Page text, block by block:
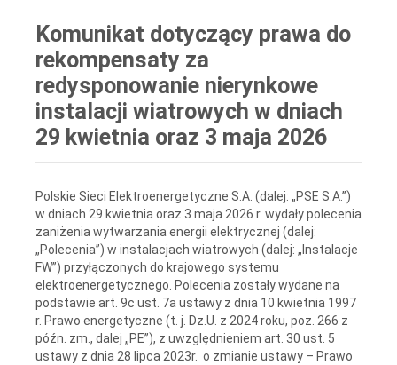
Komunikat dotyczący prawa do
rekompensaty za
redysponowanie nierynkowe
instalacji wiatrowych w dniach
29 kwietnia oraz 3 maja 2026
Polskie Sieci Elektroenergetyczne S.A. (dalej: „PSE S.A.”)
w dniach 29 kwietnia oraz 3 maja 2026 r. wydały polecenia
zaniżenia wytwarzania energii elektrycznej (dalej:
„Polecenia”) w instalacjach wiatrowych (dalej: „Instalacje
FW”) przyłączonych do krajowego systemu
elektroenergetycznego. Polecenia zostały wydane na
podstawie art. 9c ust. 7a ustawy z dnia 10 kwietnia 1997
r. Prawo energetyczne (t. j. Dz.U. z 2024 roku, poz. 266 z
późn. zm., dalej „PE”), z uwzględnieniem art. 30 ust. 5
ustawy z dnia 28 lipca 2023r. o zmianie ustawy – Prawo